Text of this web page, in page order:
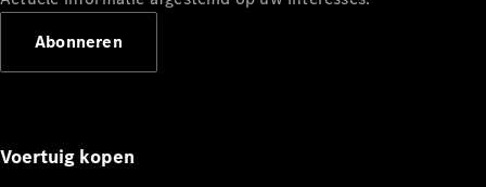
eSprinter
eSprinter
Chassiscabine
Abonneren
Voertuig kopen